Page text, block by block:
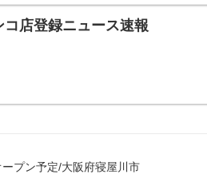
店登録ニュース速報
プン予定/大阪府寝屋川市